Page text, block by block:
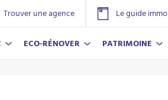
Trouver une agence Le guide immo
ECO-RÉNOVER PATRIMOINE